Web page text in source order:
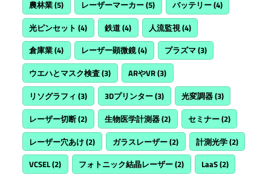
農林業(5) レーザーマーカー(5) バッテリー(4)
光ピンセット (4) 鉄道(4) 人流監視(4)
倉庫業(4) レーザー顕微鏡(4) プラズマ(3)
ウエハとマスク検査(3) ARやVR(3)
リソグラフィ (3) 3Dプリンター(3) 光変調器(3)
レーザー切断(2) 生物医学計測器(2) セミナー(2)
レーザー穴あけ(2) ガラスレーザー(2) 計測光学(2)
VCSEL(2) フォトニック結晶レーザー(2) LaaS(2)